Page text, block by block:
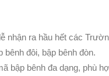
nhận ra hầu hết các
bênh đôi, bập bênh đòn.
bập bênh đa dạng, phù